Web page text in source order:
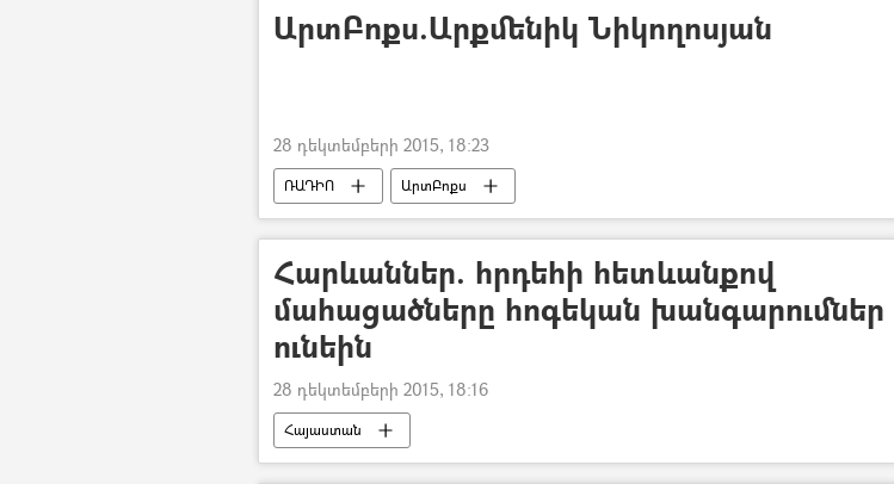
ԱրտԲոքս.Արքմենիկ Նիկողոսյան
28 դեկտեմբերի 2015, 18:23
ՌԱԴԻՈ ԱրտԲոքս
Հարևաններ. հրդեհի հետևանքով
մահացածները հոգեկան խանգարումներ
ունեին
28 դեկտեմբերի 2015, 18:16
Հայաստան